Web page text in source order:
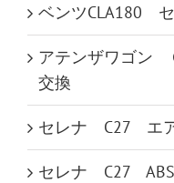
ベンツCLA180
アテンザワゴン
交換
セレナ C27 エ
セレナ C27 ABS